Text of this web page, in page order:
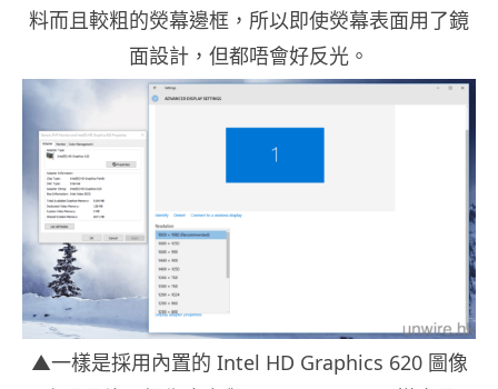
料而且較粗的熒幕邊框，所以即使熒幕表面用了鏡
面設計，但都唔會好反光。
▲一樣是採用內置的 Intel HD Graphics 620 圖像